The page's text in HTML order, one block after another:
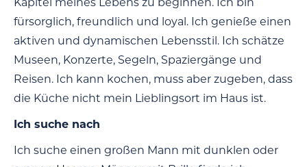
fürsorglich, freundlich und loyal. Ich genieße einen
aktiven und dynamischen Lebensstil. Ich schätze
Museen, Konzerte, Segeln, Spaziergänge und
Reisen. Ich kann kochen, muss aber zugeben, dass
die Küche nicht mein Lieblingsort im Haus ist.
Ich suche nach
Ich suche einen großen Mann mit dunklen oder